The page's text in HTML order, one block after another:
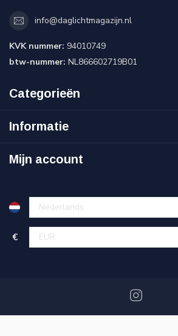
info@daglichtmagazijn.nl
KVK nummer: 94010749
btw-nummer: NL866602719B01
Categorieën
Informatie
Mijn account
€